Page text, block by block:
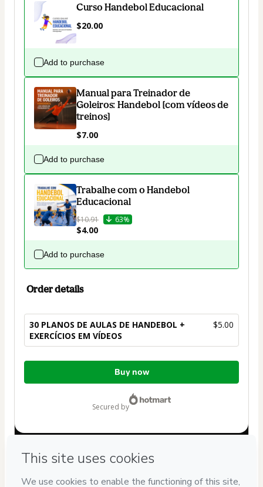
Curso Handebol Educacional
$20.00
Add to purchase
Manual para Treinador de
Goleiros: Handebol [com vídeos de
treinos]
$7.00
Add to purchase
Trabalhe com o Handebol
Educacional
$10.91 63%
$4.00
Add to purchase
Order details
30 PLANOS DE AULAS DE HANDEBOL +
EXERCÍCIOS EM VÍDEOS
$5.00
Total
Buy now
secured by
If you need to submit a request to our support team, please